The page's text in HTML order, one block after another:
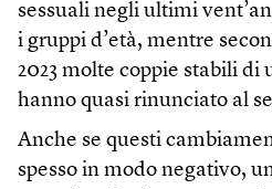
sessuali negli ultimi
i gruppi d’età, mentre
2023 molte coppie stabili di
hanno quasi rinunciato al
Anche se questi
spesso in modo negativo,